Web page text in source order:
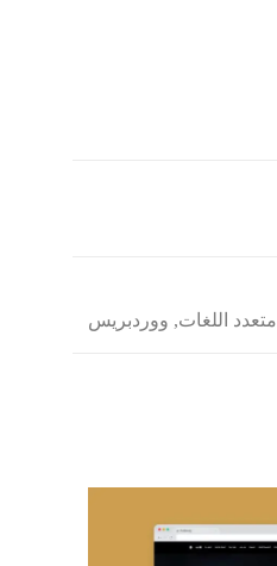
متعدد اللغات, ووردبريس